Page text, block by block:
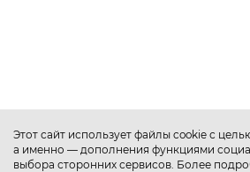
Этот сайт использует файлы cookie с
а именно — дополнения функциями
выбора сторонних сервисов. Более